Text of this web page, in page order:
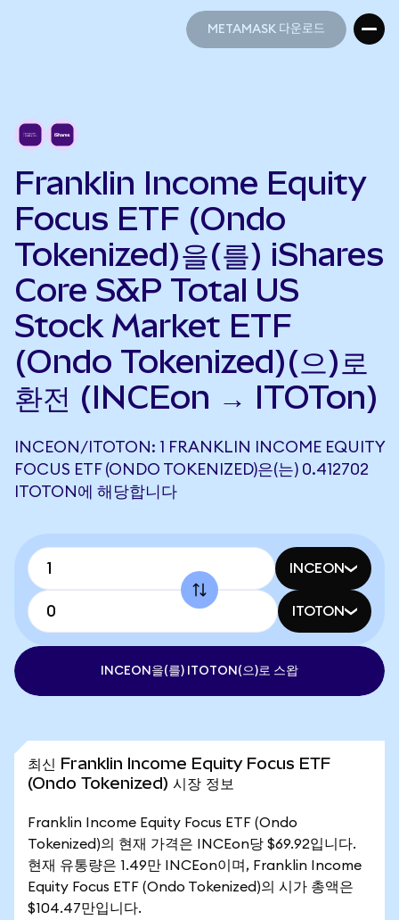
METAMASK 다운로드
Franklin Income Equity
Focus ETF (Ondo
Tokenized)을(를) iShares
Core S&P Total US
Stock Market ETF
(Ondo Tokenized)(으)로
환전 (INCEon → ITOTon)
INCEON/ITOTON: 1 FRANKLIN INCOME EQUITY
FOCUS ETF (ONDO TOKENIZED)은(는) 0.412702
ITOTON에 해당합니다
INCEON
ITOTON
INCEON을(를) ITOTON(으)로 스왑
최신 Franklin Income Equity Focus ETF
(Ondo Tokenized) 시장 정보
Franklin Income Equity Focus ETF (Ondo
Tokenized)의 현재 가격은 INCEon당 $69.92입니다.
현재 유통량은 1.49만 INCEon이며, Franklin Income
Equity Focus ETF (Ondo Tokenized)의 시가 총액은
$104.47만입니다.